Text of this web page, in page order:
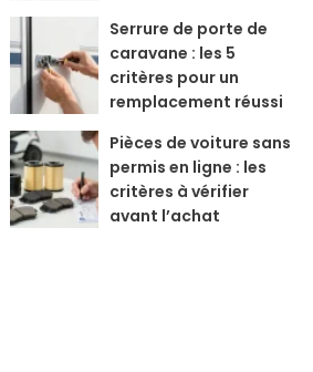
Serrure de porte de
caravane : les 5
critères pour un
remplacement réussi
Pièces de voiture sans
permis en ligne : les
critères à vérifier
avant l’achat